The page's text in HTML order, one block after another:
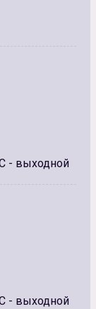
- выходной
- выходной